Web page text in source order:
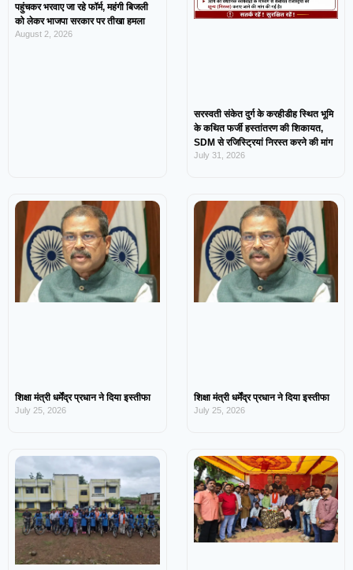
पहुंचकर भरवाए जा रहे फॉर्म, महंगी बिजली
को लेकर भाजपा सरकार पर तीखा हमला
August 2, 2026
सरस्वती संकेत दुर्ग के करहीडीह स्थित भूमि
के कथित फर्जी हस्तांतरण की शिकायत,
SDM से रजिस्ट्रियां निरस्त करने की मांग
July 31, 2026
शिक्षा मंत्री धर्मेंद्र प्रधान ने दिया इस्तीफा
July 25, 2026
शिक्षा मंत्री धर्मेंद्र प्रधान ने दिया इस्तीफा
July 25, 2026